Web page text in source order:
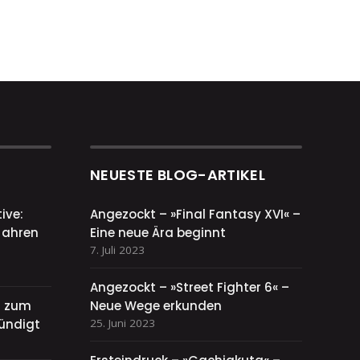
zum
NEUESTE BLOG-ARTIKEL
Angezockt – »Final Fantasy XVI« –
Eine neue Ära beginnt
7. Juli 2023
Angezockt – »Street Fighter 6« –
Neue Wege erkunden
25. Juni 2023